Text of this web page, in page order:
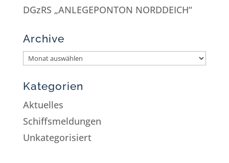
DGzRS „ANLEGEPONTON NORDDEICH“
Archive
Kategorien
Aktuelles
Schiffsmeldungen
Unkategorisiert